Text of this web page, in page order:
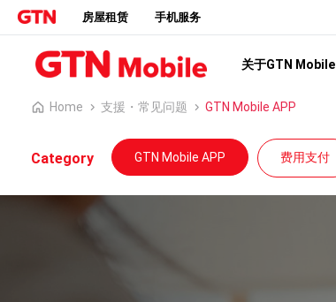
房屋租赁 手机服务
关于GTN Mobile
Home 支援・常见问题 GTN Mobile APP
Category GTN Mobile APP 费用支付